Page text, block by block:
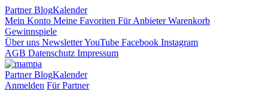
PartnerBlogKalender
Mein Konto Meine Favoriten Für AnbieterWarenkorb
Gewinnspiele
Über uns NewsletterYouTube Facebook Instagram
AGB Datenschutz Impressum
PartnerBlogKalender
Anmelden Für Partner